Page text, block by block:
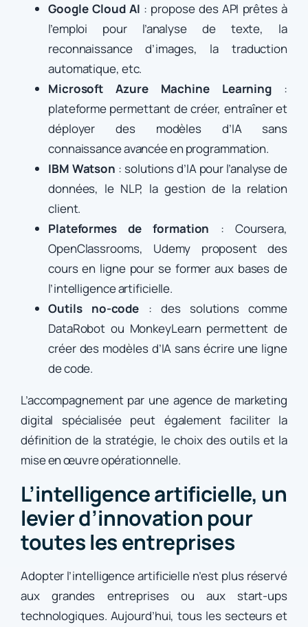
Google Cloud AI : propose des API prêtes à
l’emploi pour l’analyse de texte, la
reconnaissance d’images, la traduction
automatique, etc.
Microsoft Azure Machine Learning :
plateforme permettant de créer, entraîner et
déployer des modèles d’IA sans
connaissance avancée en programmation.
IBM Watson : solutions d’IA pour l’analyse de
données, le NLP, la gestion de la relation
client.
Plateformes de formation : Coursera,
OpenClassrooms, Udemy proposent des
cours en ligne pour se former aux bases de
l’intelligence artificielle.
Outils no-code : des solutions comme
DataRobot ou MonkeyLearn permettent de
créer des modèles d’IA sans écrire une ligne
de code.
L’accompagnement par une agence de marketing
digital spécialisée peut également faciliter la
définition de la stratégie, le choix des outils et la
mise en œuvre opérationnelle.
L’intelligence artificielle, un
levier d’innovation pour
toutes les entreprises
Adopter l’intelligence artificielle n’est plus réservé
aux grandes entreprises ou aux start-ups
technologiques. Aujourd’hui, tous les secteurs et